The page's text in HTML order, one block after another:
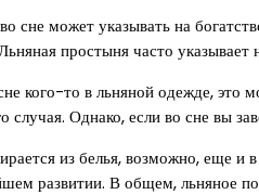
сне может указывать на
простыня часто указывает
кого-то в льняной одежде, это
случая. Однако, если во сне вы
из белья, возможно, еще и
развитии. В общем, льняное